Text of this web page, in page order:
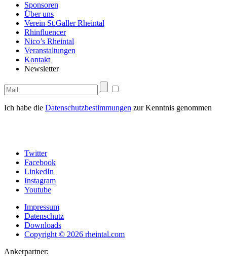
Sponsoren
Über uns
Verein St.Galler Rheintal
Rhinfluencer
Nico’s Rheintal
Veranstaltungen
Kontakt
Newsletter
Ich habe die Datenschutzbestimmungen zur Kenntnis genommen
Twitter
Facebook
LinkedIn
Instagram
Youtube
Impressum
Datenschutz
Downloads
Copyright © 2026 rheintal.com
Ankerpartner: